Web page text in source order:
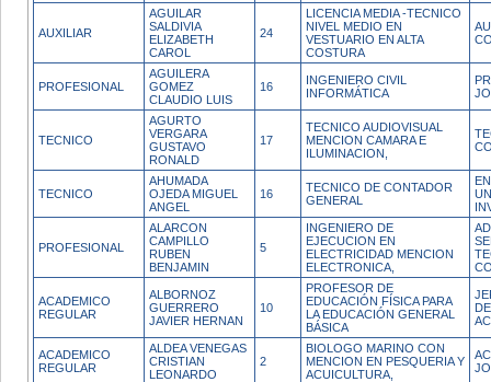
AUXILIAR
AGUILAR
SALDIVIA
ELIZABETH
CAROL
24
LICENCIA MEDIA -TECNICO
NIVEL MEDIO EN
VESTUARIO EN ALTA
COSTURA
PROFESIONAL
AGUILERA
GOMEZ
CLAUDIO LUIS
16
INGENIERO CIVIL
INFORMÁTICA
TECNICO
AGURTO
VERGARA
GUSTAVO
RONALD
17
TECNICO AUDIOVISUAL
MENCION CAMARA E
ILUMINACION,
TECNICO
AHUMADA
OJEDA MIGUEL
ANGEL
16
TECNICO DE CONTADOR
GENERAL
PROFESIONAL
ALARCON
CAMPILLO
RUBEN
BENJAMIN
5
INGENIERO DE
EJECUCION EN
ELECTRICIDAD MENCION
ELECTRONICA,
ACADEMICO
REGULAR
ALBORNOZ
GUERRERO
JAVIER HERNAN
10
PROFESOR DE
EDUCACIÓN FÍSICA PARA
LA EDUCACIÓN GENERAL
BÁSICA
ACADEMICO
REGULAR
ALDEA VENEGAS
CRISTIAN
LEONARDO
2
BIOLOGO MARINO CON
MENCION EN PESQUERIA Y
ACUICULTURA,